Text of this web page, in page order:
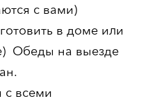
с вами)
в доме или
Обеды на выезде
с всеми